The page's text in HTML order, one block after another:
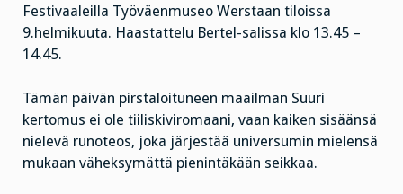
Festivaaleilla Työväenmuseo Werstaan tiloissa
9.helmikuuta. Haastattelu Bertel-salissa klo 13.45 –
14.45.
Tämän päivän pirstaloituneen maailman Suuri
kertomus ei ole tiiliskiviromaani, vaan kaiken sisäänsä
nielevä runoteos, joka järjestää universumin mielensä
mukaan väheksymättä pienintäkään seikkaa.